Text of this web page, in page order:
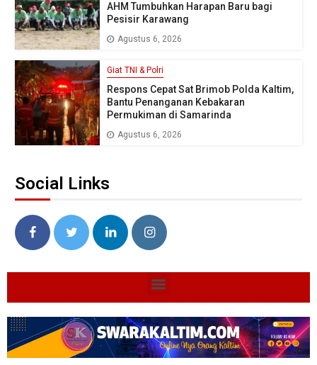
AHM Tumbuhkan Harapan Baru bagi
Pesisir Karawang
Agustus 6, 2026
Giat TNI & Polri
Respons Cepat Sat Brimob Polda Kaltim,
Bantu Penanganan Kebakaran
Permukiman di Samarinda
Agustus 6, 2026
Social Links